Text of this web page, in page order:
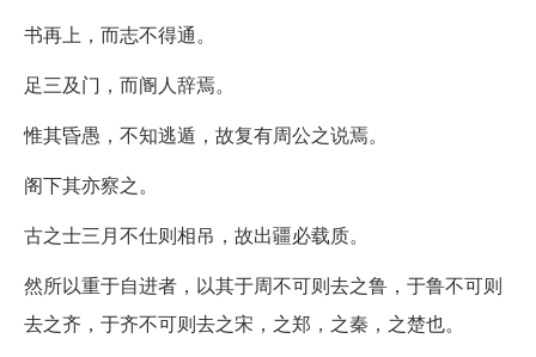
书再上，而志不得通。
足三及门，而阍人辞焉。
惟其昏愚，不知逃遁，故复有周公之说焉。
阁下其亦察之。
古之士三月不仕则相吊，故出疆必载质。
然所以重于自进者，以其于周不可则去之鲁，于鲁不可则
去之齐，于齐不可则去之宋，之郑，之秦，之楚也。